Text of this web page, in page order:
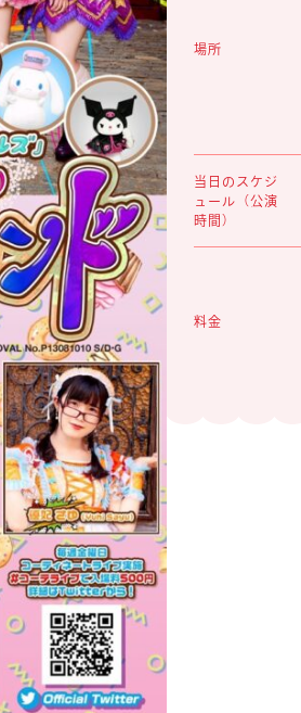
場所
当日のスケジ
ュール（公演
時間）
料金